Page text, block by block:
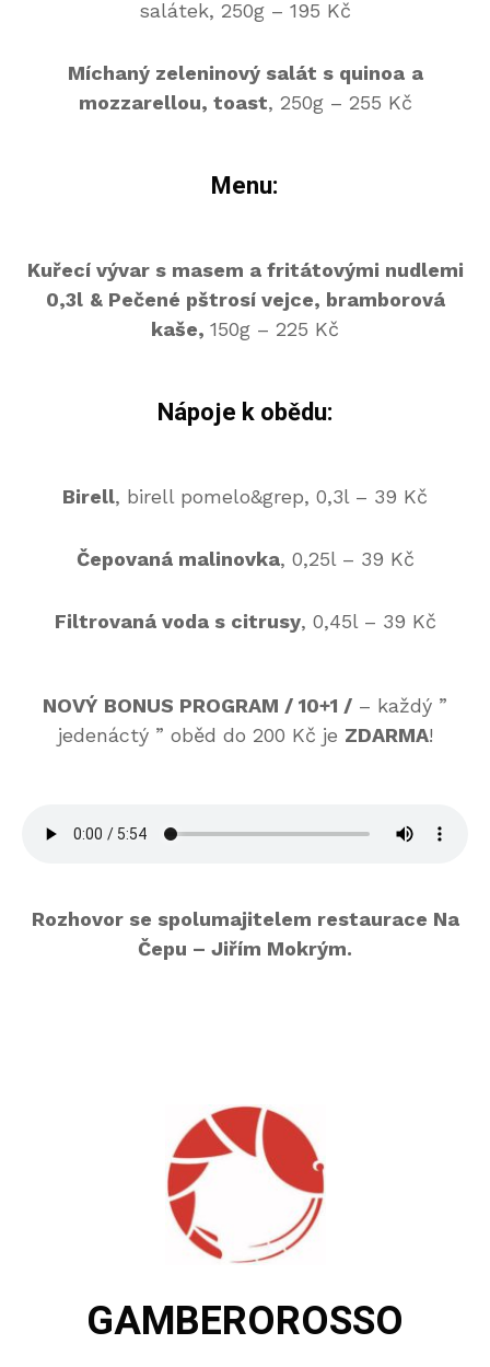
salátek, 250g – 195 Kč
Míchaný zeleninový salát s quinoa a
mozzarellou, toast, 250g – 255 Kč
Menu:
Kuřecí vývar s masem a fritátovými nudlemi
0,3l & Pečené pštrosí vejce, bramborová
kaše, 150g – 225 Kč
Nápoje k obědu:
Birell, birell pomelo&grep, 0,3l – 39 Kč
Čepovaná malinovka, 0,25l – 39 Kč
Filtrovaná voda s citrusy, 0,45l – 39 Kč
NOVÝ BONUS PROGRAM / 10+1 / – každý ”
jedenáctý ” oběd do 200 Kč je ZDARMA!
Rozhovor se spolumajitelem restaurace Na
Čepu – Jiřím Mokrým.
GAMBEROROSSO